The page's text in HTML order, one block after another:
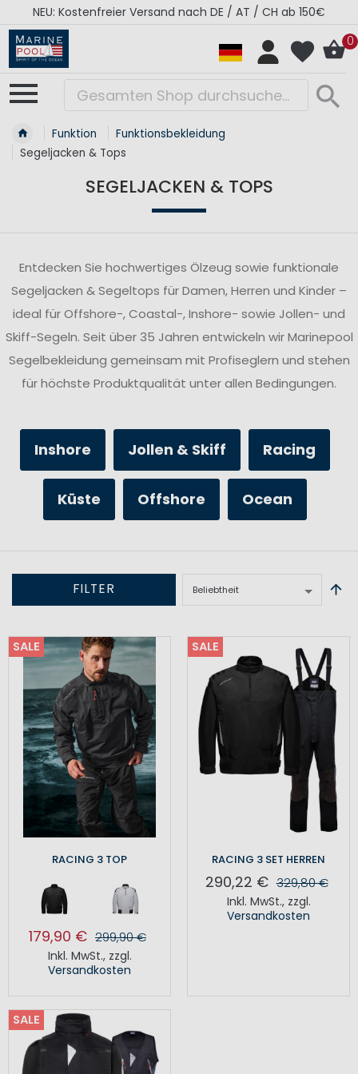
RÉGATES ROYALES Kollektion - Super Sale
0
Funktion
Funktionsbekleidung
Segeljacken & Tops
SEGELJACKEN & TOPS
Entdecken Sie hochwertiges Ölzeug sowie funktionale
Segeljacken & Segeltops für Damen, Herren und Kinder –
ideal für Offshore-, Coastal-, Inshore- sowie Jollen- und
Skiff-Segeln. Seit über 35 Jahren entwickeln wir Marinepool
Segelbekleidung gemeinsam mit Profiseglern und stehen
für höchste Produktqualität unter allen Bedingungen.
Inshore Jollen & Skiff Racing
Küste Offshore Ocean
FILTER
SALE
RACING 3 TOP
179,90 € 299,90 €
Inkl. MwSt., zzgl.
Versandkosten
SALE
RACING 3 SET HERREN
290,22 € 329,80 €
Inkl. MwSt., zzgl.
Versandkosten
SALE